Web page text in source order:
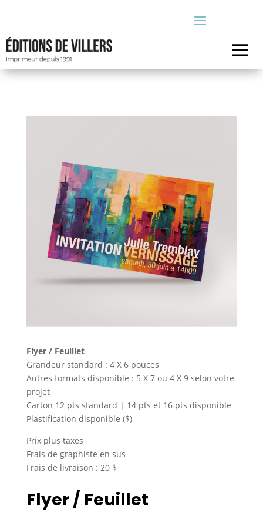
Flyer / Feuillet
Grandeur standard : 4 X 6 pouces
Autres formats disponible : 5 X 7 ou 4 X 9 selon votre
projet
Carton 12 pts standard | 14 pts et 16 pts disponible
Plastification disponible ($)
Prix plus taxes
Frais de graphiste en sus
Frais de livraison : 20 $
Flyer / Feuillet